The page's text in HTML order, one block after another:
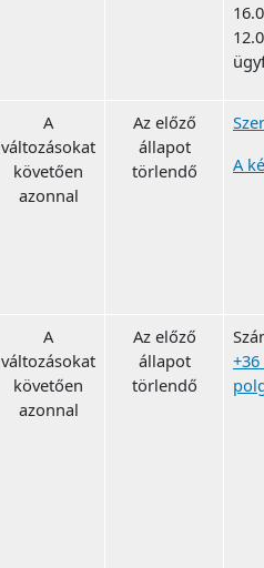
A
változásokat
követően
azonnal
Az előző
állapot
törlendő
A
A
változásokat
követően
azonnal
Az előző
állapot
törlendő
+36